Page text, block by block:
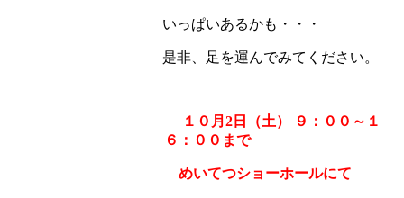
いっぱいあるかも・・・
是非、足を運んでみてください。
１０月2日（土） ９：００～１
６：００まで
めいてつショーホールにて